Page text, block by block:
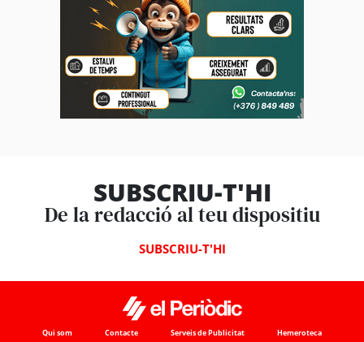
SUBSCRIU-T'HI
De la redacció al teu dispositiu
SUBSCRIU-T'HI
Qui som Contacte Serveis de Publicitat Hemeroteca